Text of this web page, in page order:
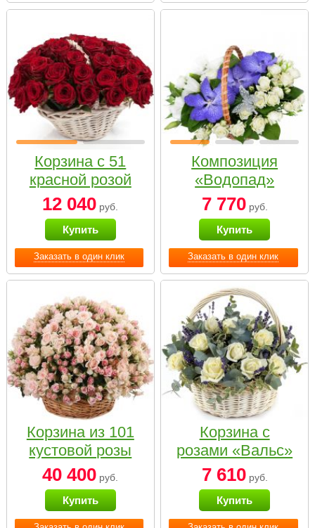
Заказать в один клик
Корзина с 51
красной розой
12 040 руб.
Купить
Заказать в один клик
Композиция
«Водопад»
7 770руб.
Купить
Корзина из 101
кустовой розы
нежных тонов
40 400 руб.
Купить
Корзина с
розами «Вальс»
7 610руб.
Купить